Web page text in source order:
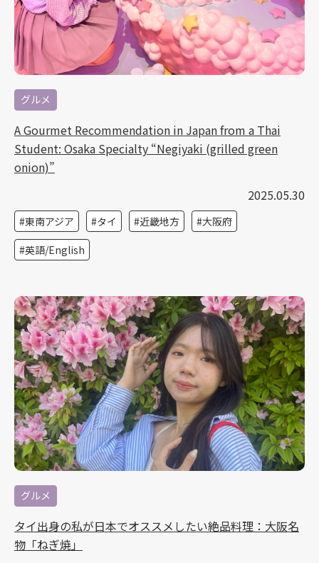
グルメ
A Gourmet Recommendation in Japan from a Thai
Student: Osaka Specialty “Negiyaki (grilled green
onion)”
2025.05.30
東南アジア タイ 近畿地方
大阪府
英語/English
グルメ
タイ出身の私が日本でオススメしたい絶品料理：大阪名
物「ねぎ焼」